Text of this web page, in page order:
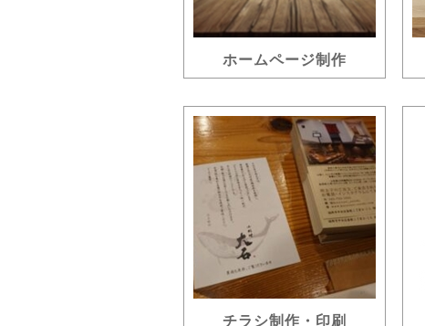
ホームページ制作
チラシ制作・印刷